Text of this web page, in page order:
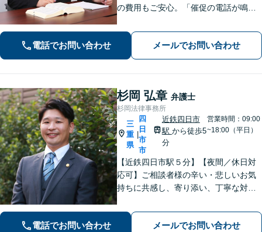
の費用もご安心。「催促の電話が鳴り
た」に対応できます。自己破産や任意
整理、個人再生など幅広い解決方法を
提示【完全個室で安心】
電話でお問い合わせ メールでお問い合わせ
杉岡 弘章 弁護士
杉岡法律事務所
三
重
県
四
日
市
市
近鉄四日市
駅 から徒歩5
分
営業時間：09:00
~18:00（平日）
【近鉄四日市駅５分】【夜間／休日対
応可】ご相談者様の辛い・悲しいお気
持ちに共感し、寄り添い、丁寧な対応
相続／刑事事件など、幅広く対応【地
域に根ざした弁護士】お気軽にお問い
電話でお問い合わせ メールでお問い合わせ